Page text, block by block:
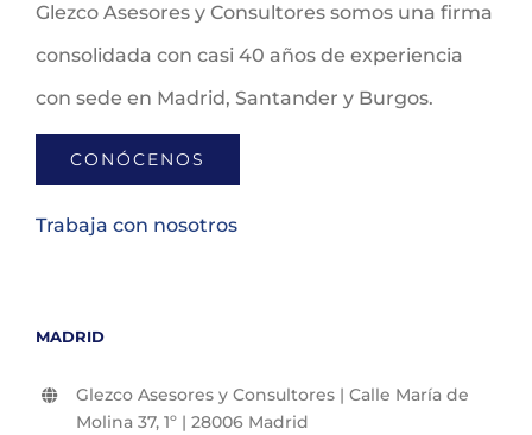
Glezco Asesores y Consultores somos una firma
consolidada con casi 40 años de experiencia
con sede en Madrid, Santander y Burgos.
CONÓCENOS
Trabaja con nosotros
MADRID
Glezco Asesores y Consultores | Calle María de
Molina 37, 1º | 28006 Madrid